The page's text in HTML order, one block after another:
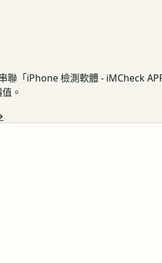
聯「iPhone 檢測軟體 - iMCheck
。